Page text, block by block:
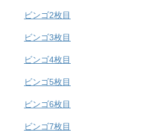
ビンゴ2枚目
ビンゴ3枚目
ビンゴ4枚目
ビンゴ5枚目
ビンゴ6枚目
ビンゴ7枚目